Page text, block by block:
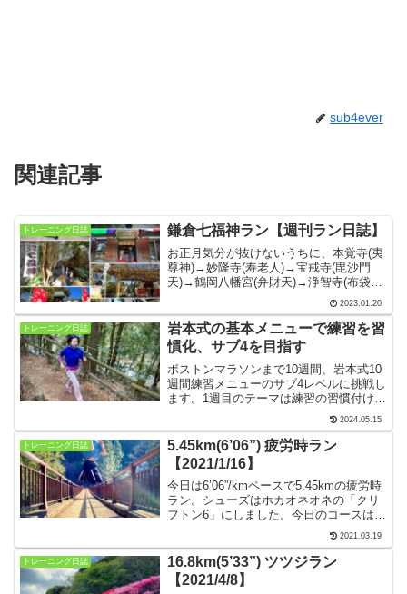
sub4ever
関連記事
トレーニング日誌 鎌倉七福神ラン【週刊ラン日誌】
お正月気分が抜けないうちに、本覚寺(夷
尊神)→妙隆寺(寿老人)→宝戒寺(毘沙門
天)→鶴岡八幡宮(弁財天)→浄智寺(布袋
と、夫と一緒に鎌倉七福神巡りランを楽
しみました。【2023年1月9日〜15日】
2023.01.20
トレーニング日誌
岩本式の基本メニューで練習を習
慣化、サブ4を目指す
ボストンマラソンまで10週間、岩本式10
週間練習メニューのサブ4レベルに挑戦し
ます。1週目のテーマは練習の習慣付け。
週2回のポイント練習で100％の力を発揮
するために、つなぎ練習のジョグで走力
を保ちつつ、オフ日に疲労を抜くのがポ
イントです。
2024.05.15
トレーニング日誌
5.45km(6’06”) 疲労時ラン
【2021/1/16】
今日は6’06”/kmペースで5.45kmの疲労時
ラン。シューズはホカオネオネの「クリ
フトン6」にしました。今日のコースは東
京都の緑豊かな秋川渓谷。お墓参りのた
めに毎月一度は必ず訪れます。近くにあ
る瀬音の湯とセットの温泉ランを楽しみ
ました。
2021.03.19
トレーニング日誌
16.8km(5’33”) ツツジラン
【2021/4/8】